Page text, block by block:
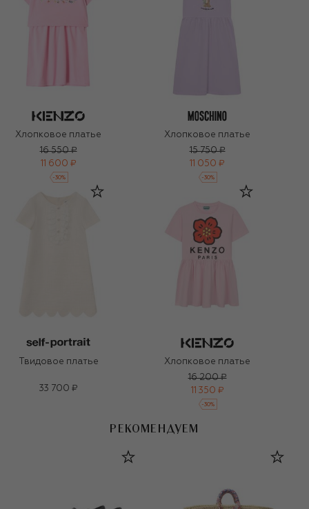
Хлопковое платье
16 550 ₽
11 600 ₽
-30%
Хлопковое платье
15 750 ₽
11 050 ₽
-30%
Твидовое платье
33 700 ₽
Хлопковое платье
16 200 ₽
11 350 ₽
-30%
РЕКОМЕНДУЕМ